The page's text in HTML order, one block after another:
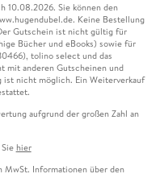
10.08.2026. Sie können den
Keine Bestellung
Gutschein ist nicht gültig für
Bücher und eBooks) sowie für
tolino select und das
mit anderen Gutscheinen und
ist nicht möglich. Ein Weiterverkauf
aufgrund der großen Zahl an
hier
Informationen über den